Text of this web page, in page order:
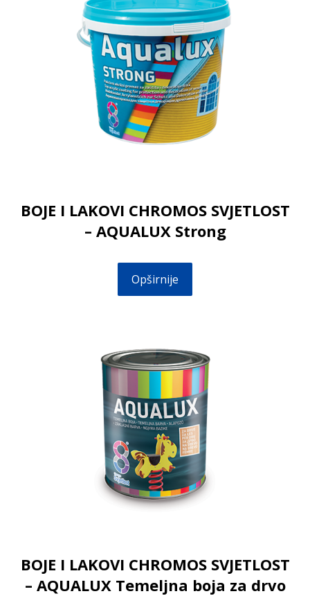
BOJE I LAKOVI CHROMOS SVJETLOST
– AQUALUX Strong
Opširnije
BOJE I LAKOVI CHROMOS SVJETLOST
– AQUALUX Temeljna boja za drvo